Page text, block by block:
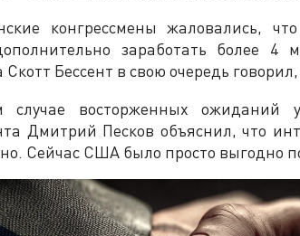
конгрессмены жаловались,
заработать более 4
Бессент в свою очередь
восторженных ожиданий
Дмитрий Песков объяснил, что
Сейчас США было просто выгодно